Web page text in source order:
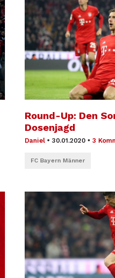
Round-Up: Den
Dosenjagd
Daniel • 30.01.2020 • 3
FC Bayern Männer